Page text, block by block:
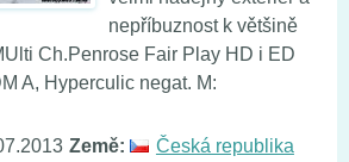
nepříbuznost k většině
Ch.Penrose Fair Play HD i ED
A, Hyperculic negat. M:
Země:
Česká republika